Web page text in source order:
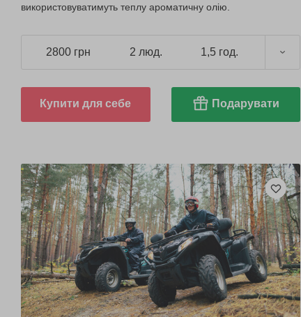
використовуватимуть теплу ароматичну олію.
2800 грн 2 люд. 1,5 год.
Купити для себе Подарувати